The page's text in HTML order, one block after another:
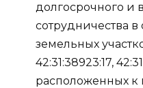
долгосрочного и
сотрудничества
земельных
42:31:38923:17,
расположенных к